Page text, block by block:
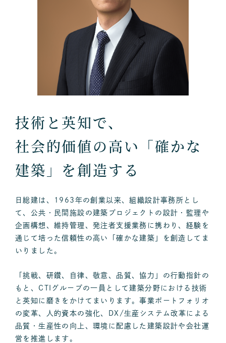
技術と英知で、
社会的価値の高い「確かな
建築」を創造する
日総建は、1963年の創業以来、組織設計事務所とし
て、公共・民間施設の建築プロジェクトの設計・監理や
企画構想、維持管理、発注者支援業務に携わり、経験を
通じて培った信頼性の高い「確かな建築」を創造してま
いりました。
「挑戦、研鑽、自律、敬意、品質、協力」の行動指針の
もと、CTIグループの一員として建築分野における技術
と英知に磨きをかけてまいります。事業ポートフォリオ
の変革、人的資本の強化、DX/生産システム改革による
品質・生産性の向上、環境に配慮した建築設計や会社運
営を推進します。